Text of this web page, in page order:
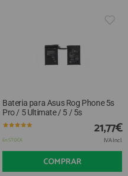
Bateria para Asus Rog Phone 5s
Pro / 5 Ultimate / 5 / 5s
En STOCK
21,77€
IVA Incl.
COMPRAR